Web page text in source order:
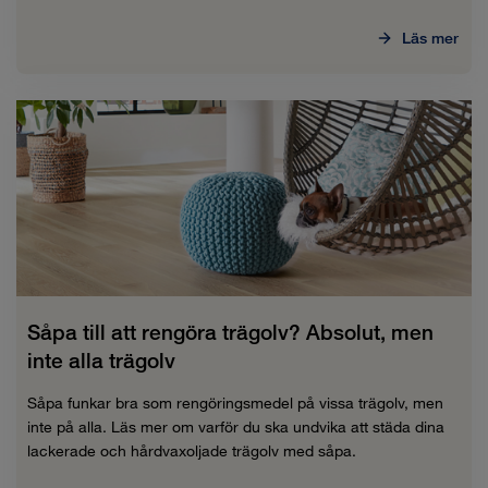
Läs mer
Såpa till att rengöra trägolv? Absolut, men
inte alla trägolv
Såpa funkar bra som rengöringsmedel på vissa trägolv, men
inte på alla. Läs mer om varför du ska undvika att städa dina
lackerade och hårdvaxoljade trägolv med såpa.